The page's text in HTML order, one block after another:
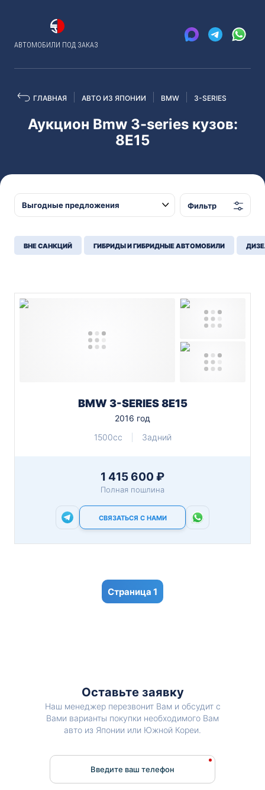
АВТОМОБИЛИ ПОД ЗАКАЗ
ГЛАВНАЯ АВТО ИЗ ЯПОНИИ BMW 3-SERIES
Аукцион Bmw 3-series кузов:
8E15
Фильтр
ВНЕ САНКЦИЙ ГИБРИДЫ И ГИБРИДНЫЕ АВТОМОБИЛИ
BMW 3-SERIES 8E15
2016 год
1500cc
Задний
1 415 600 ₽
Полная пошлина
СВЯЗАТЬСЯ С НАМИ
1
Оставьте заявку
Наш менеджер перезвонит Вам и обсудит с
Вами варианты покупки необходимого Вам
авто из Японии или Южной Кореи.
Введите ваш телефон